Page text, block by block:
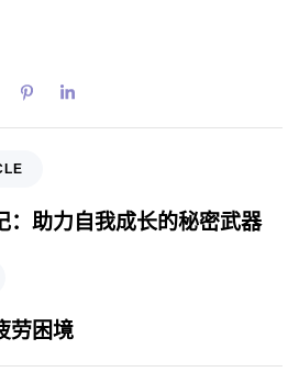
：助力自我成长的秘密武器
劳困境